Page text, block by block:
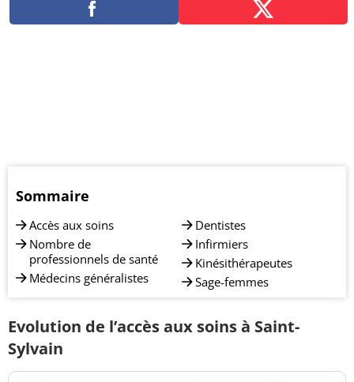
Sommaire
Accès aux soins
Nombre de
professionnels de santé
Médecins généralistes
Dentistes
Infirmiers
Kinésithérapeutes
Sage-femmes
Evolution de l’accès aux soins à Saint-
Sylvain